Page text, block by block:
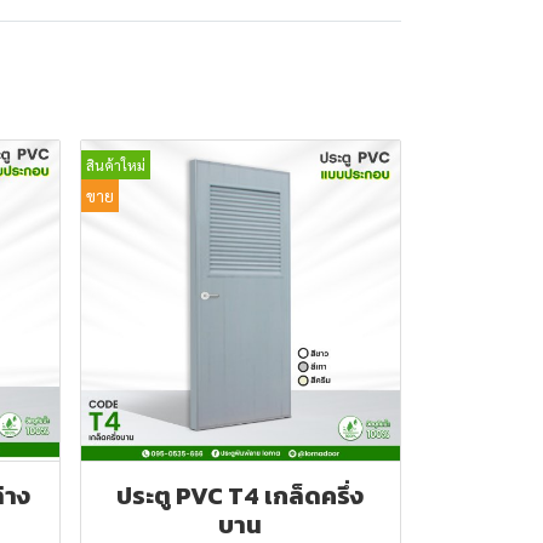
ง
สินค้าใหม่
ขาย
ประตู PVC T4 เกล็ดครึ่ง
บาน